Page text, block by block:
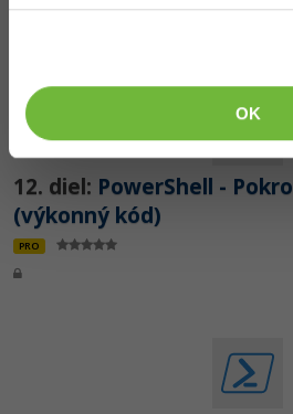
OK
12. diel: PowerShell -
(výkonný kód)
PRO